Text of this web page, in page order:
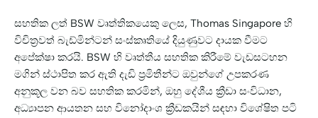
සහතික ලත් BSW වෘත්තිකයෙකු ලෙස, Thomas Singapore හි
විචිත්‍රවත් බැඩ්මින්ටන් සංස්කෘතියේ දියුණුවට දායක වීමට
අපේක්ෂා කරයි. BSW හි වෘත්තීය සහතික කිරීමේ වැඩසටහන
මගින් ස්ථාපිත කර ඇති දැඩි ප්‍රමිතීන්ට ඔවුන්ගේ උපකරණ
අනුකූල වන බව සහතික කරමින්, ඔහු දේශීය ක්‍රීඩා සංවිධාන,
අධ්‍යාපන ආයතන සහ විනෝදාංශ ක්‍රීඩකයින් සඳහා විශේෂිත පටි